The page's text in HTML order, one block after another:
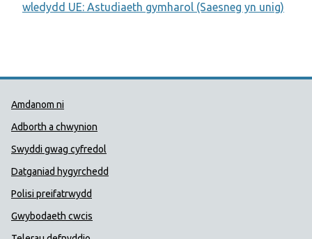
wledydd UE: Astudiaeth gymharol (Saesneg yn unig)
Dolenni Cymorth Iechyd
Amdanom ni
Adborth a chwynion
Swyddi gwag cyfredol
Datganiad hygyrchedd
Polisi preifatrwydd
Gwybodaeth cwcis